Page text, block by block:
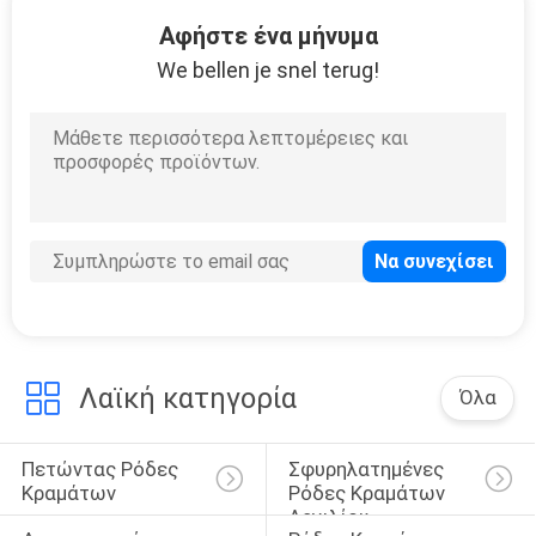
18 τρικλισμένα
ίντσα πλαίσια
ίντσα πλαίσια
15
Αφήστε ένα μήνυμα
We bellen je snel terug!
Λαϊκή κατηγορία Όλα
Πετώντας Ρόδες
Κραμάτων
Σφυρηλατημένες
Ρόδες Κραμάτων
Αργιλίου